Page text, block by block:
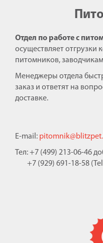
Отдел по работе с
осуществляет отгрузки
питомников,
Менеджеры отдела
заказ и ответят на
доставке.
E-mail:
Тел: +7 (499) 213-06-46
+7 (929) 691-18-58